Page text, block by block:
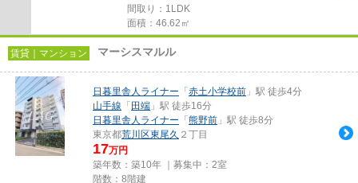
間取り：1LDK
面積：46.62㎡
賃貸｜マンション マーシスマルル
日暮里舎人ライナー 「 赤土小学校前 」駅 徒歩4分
山手線 「 田端 」駅 徒歩16分
日暮里舎人ライナー 「 熊野前 」駅 徒歩8分
東京都荒川区東尾久 ２丁目
17万円
築年数：築10年 ｜募集中： 2室
階数：8階建